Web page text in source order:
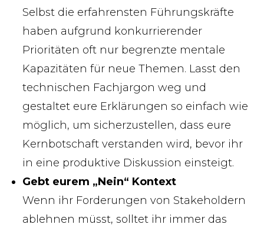
Selbst die erfahrensten Führungskräfte
haben aufgrund konkurrierender
Prioritäten oft nur begrenzte mentale
Kapazitäten für neue Themen. Lasst den
technischen Fachjargon weg und
gestaltet eure Erklärungen so einfach wie
möglich, um sicherzustellen, dass eure
Kernbotschaft verstanden wird, bevor ihr
in eine produktive Diskussion einsteigt.
Gebt eurem „Nein“ Kontext
Wenn ihr Forderungen von Stakeholdern
ablehnen müsst, solltet ihr immer das